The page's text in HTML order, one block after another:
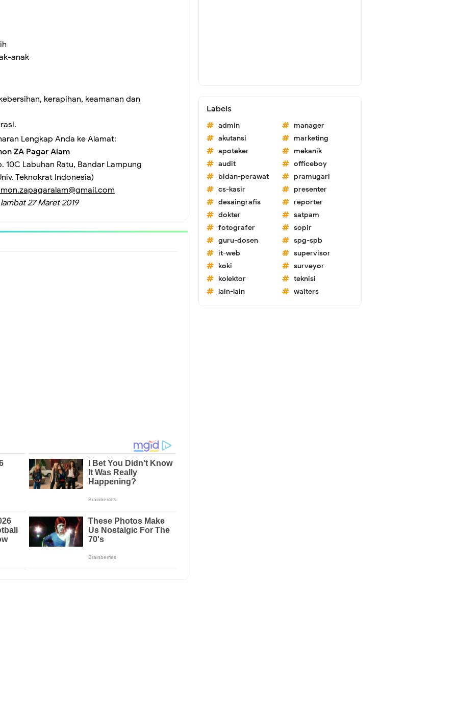
anak
kerapihan, keamanan dan
Lengkap Anda ke Alamat:
ZA Pagar Alam
10C Labuhan Ratu, Bandar Lampung
Teknokrat Indonesia)
27 Maret 2019
Labels
admin
akutansi
apoteker
audit
bidan-perawat
cs-kasir
desaingrafis
dokter
fotografer
guru-dosen
it-web
koki
kolektor
lain-lain
manager
marketing
mekanik
officeboy
pramugari
presenter
reporter
satpam
sopir
spg-spb
supervisor
surveyor
teknisi
waiters